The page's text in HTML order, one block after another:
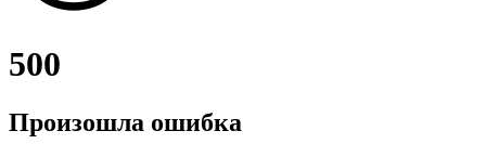
500
Произошла ошибка